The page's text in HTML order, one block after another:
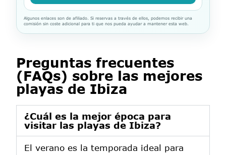
Algunos enlaces son de afiliado. Si reservas a través de ellos, podemos recibir una
comisión sin coste adicional para ti que nos pueda ayudar a mantener esta web.
Preguntas frecuentes
(FAQs) sobre las mejores
playas de Ibiza
¿Cuál es la mejor época para
visitar las playas de Ibiza?
El verano es la temporada ideal para